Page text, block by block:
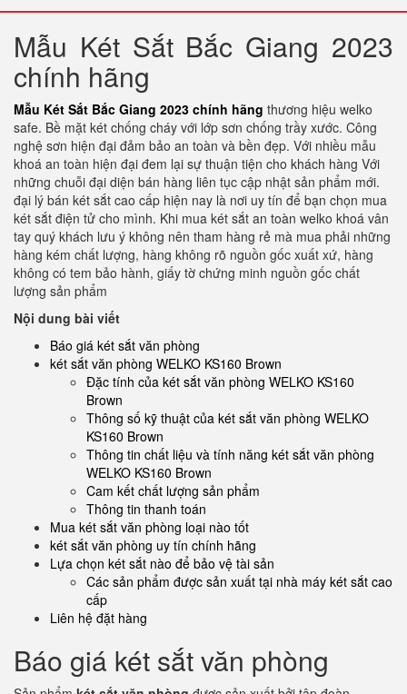
Mẫu Két Sắt Bắc Giang 2023
chính hãng
Mẫu Két Sắt Bắc Giang 2023 chính hãng thương hiệu welko
safe. Bề mặt két chống cháy với lớp sơn chống trầy xước. Công
nghệ sơn hiện đại đảm bảo an toàn và bền đẹp. Với nhiều mẫu
khoá an toàn hiện đại đem lại sự thuận tiện cho khách hàng Với
những chuỗi đại diện bán hàng liên tục cập nhật sản phẩm mới.
đại lý bán két sắt cao cấp hiện nay là nơi uy tín để bạn chọn mua
két sắt điện tử cho mình. Khi mua két sắt an toàn welko khoá vân
tay quý khách lưu ý không nên tham hàng rẻ mà mua phải những
hàng kém chất lượng, hàng không rõ nguồn gốc xuất xứ, hàng
không có tem bảo hành, giấy tờ chứng minh nguồn gốc chất
lượng sản phẩm
Nội dung bài viết
Báo giá két sắt văn phòng
két sắt văn phòng WELKO KS160 Brown
Đặc tính của két sắt văn phòng WELKO KS160
Brown
Thông số kỹ thuật của két sắt văn phòng WELKO
KS160 Brown
Thông tin chất liệu và tính năng két sắt văn phòng
WELKO KS160 Brown
Cam kết chất lượng sản phẩm
Thông tin thanh toán
Mua két sắt văn phòng loại nào tốt
két sắt văn phòng uy tín chính hãng
Lựa chọn két sắt nào để bảo vệ tài sản
Các sản phẩm được sản xuất tại nhà máy két sắt cao
cấp
Liên hệ đặt hàng
Báo giá két sắt văn phòng